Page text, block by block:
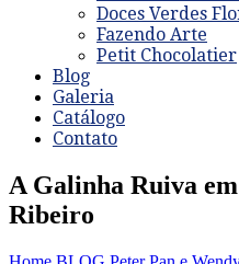
Doces Verdes
Fazendo Arte
Petit Chocolatier
Blog
Galeria
Catálogo
Contato
A Galinha Ruiva
Ribeiro